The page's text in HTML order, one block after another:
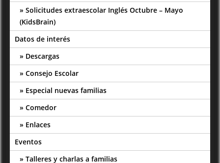
Solicitudes extraescolar Inglés Octubre – Mayo
(KidsBrain)
Datos de interés
Descargas
Consejo Escolar
Especial nuevas familias
Comedor
Enlaces
Eventos
Talleres y charlas a familias